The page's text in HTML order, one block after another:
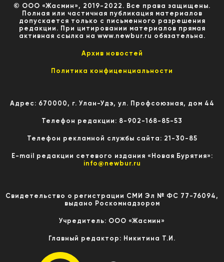
© ООО «Жасмин», 2019-2022. Все права защищены.
Полная или частичная публикация материалов
допускается только с письменного разрешения
редакции. При цитировании материалов прямая
активная ссылка на www.newbur.ru обязательна.
Архив новостей
Политика конфиценциальности
Адрес: 670000, г. Улан-Удэ, ул. Профсоюзная, дом 44
Телефон редакции: 8-902-168-85-53
Телефон рекламной службы сайта: 21-30-85
E-mail редакции сетевого издания «Новая Бурятия»:
info@newbur.ru
Свидетельство о регистрации СМИ Эл № ФС 77-76094,
выдано Роскомнадзором
Учредитель: ООО «Жасмин»
Главный редактор: Никитина Т.И.